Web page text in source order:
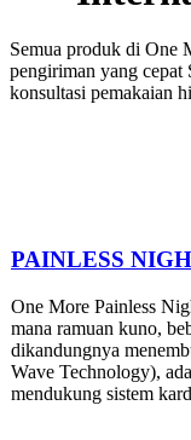
Semua produk di One
pengiriman yang cepat
konsultasi pemakaian
PAINLESS
One More Painless
mana ramuan kuno,
dikandungnya
Wave Technology),
mendukung sistem